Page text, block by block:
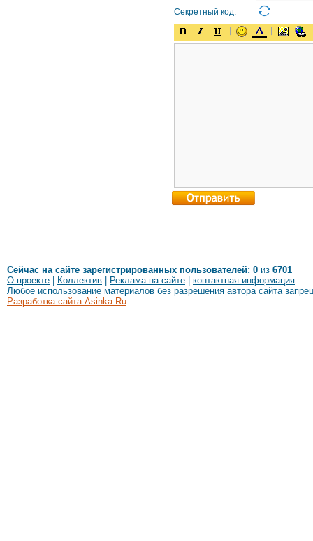
Секретный код:
Сейчас на сайте зарегистрированных пользователей: 0 из 6701
О проекте
Коллектив Реклама на сайте
контактная информация
Любое использование материалов без разрешения автора сайта
Разработка сайта Asinka.Ru